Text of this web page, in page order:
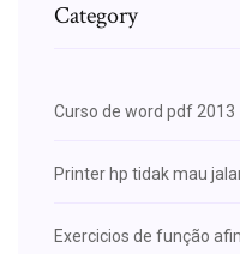
Category
Curso de word pdf 2013
Printer hp tidak mau
Exercicios de função